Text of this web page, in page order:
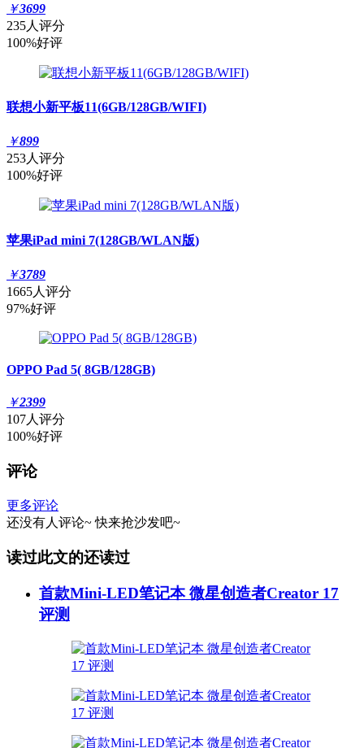
￥3699
235人评分
100%好评
联想小新平板11(6GB/128GB/WIFI)
￥899
253人评分
100%好评
苹果iPad mini 7(128GB/WLAN版)
￥3789
1665人评分
97%好评
OPPO Pad 5( 8GB/128GB)
￥2399
107人评分
100%好评
评论
更多评论
还没有人评论~ 快来抢沙发吧~
读过此文的还读过
首款Mini-LED笔记本 微星创造者Creator 17
评测